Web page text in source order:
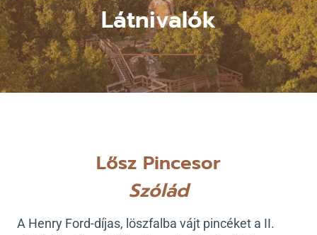
Látnivalók
Lősz Pincesor
Szólád
A Henry Ford-díjas, löszfalba vájt pincéket a II.